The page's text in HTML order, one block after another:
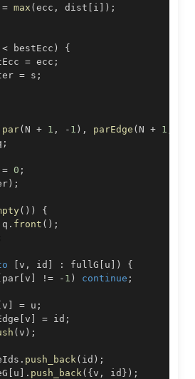
= max (ecc , dist [ i ] ) ;
< bestEcc )
{
= ecc ;
= s ;
par( N + 1 , - 1 ) , parEdge ( N + 1
;
= 0 ;
) ;
( ) )
{
q . front ( ) ;
[v , id ] : fullG [ u ] )
{
par [v ] != - 1 ) continue ;
[v ] = u ;
[v ] = id ;
(v ) ;
. push_back ( id ) ;
[ u ] . push_back ( {v , id } ) ;